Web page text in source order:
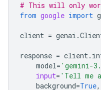
# This will only
from google import
client = genai .
response = client.
model= 'gemini-
input= 'Tell me
background=True,